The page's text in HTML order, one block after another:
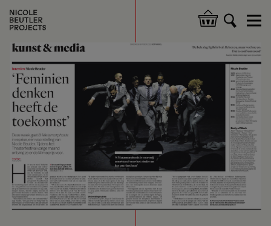
main
content
Hoofdnavigatie